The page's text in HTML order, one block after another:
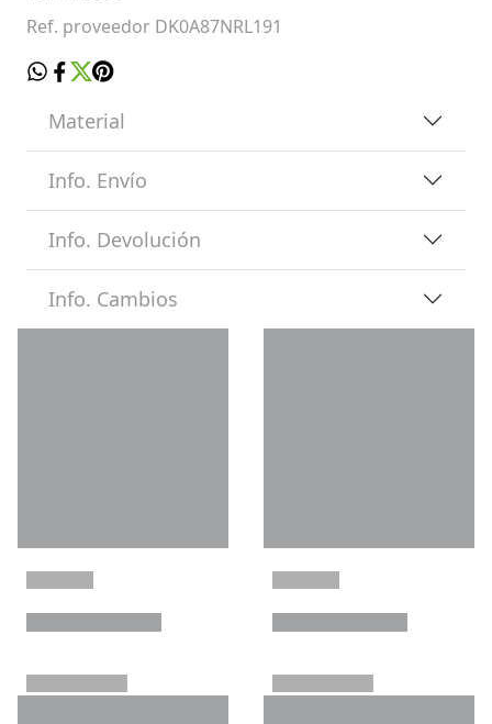
Ref. proveedor DK0A87NRL191
Material
Info. Envío
Info. Devolución
Info. Cambios